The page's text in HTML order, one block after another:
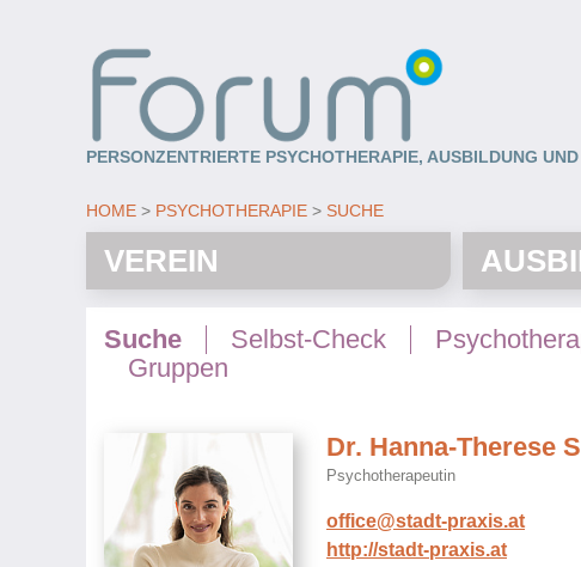
PERSONZENTRIERTE PSYCHOTHERAPIE, AUSBILDUNG
HOME PSYCHOTHERAPIE SUCHE
VEREIN
Suche Selbst-Check
Gruppen
Dr. Hanna-Therese
Psychotherapeutin
office@stadt-praxis.at
http://stadt-praxis.at